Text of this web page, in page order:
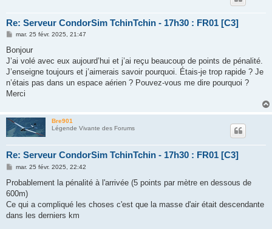
Re: Serveur CondorSim TchinTchin - 17h30 : FR01 [C3]
M
s
a
g
mar. 25 févr. 2025, 21:47
Bonjour
J’ai volé avec eux aujourd’hui et j’ai reçu beaucoup de points de pénalité.
J’enseigne toujours et j’aimerais savoir pourquoi. Étais-je trop rapide ? Je
n’étais pas dans un espace aérien ? Pouvez-vous me dire pourquoi ?
Merci
Bre901
Légende Vivante des Forums
Re: Serveur CondorSim TchinTchin - 17h30 : FR01 [C3]
M
s
a
g
mar. 25 févr. 2025, 22:42
Probablement la pénalité à l'arrivée (5 points par mètre en dessous de
600m)
Ce qui a compliqué les choses c'est que la masse d'air était descendante
dans les derniers km